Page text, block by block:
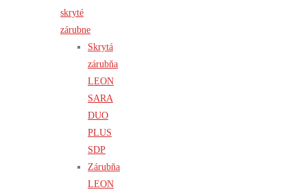
skryté
zárubne
Skrytá
zárubňa
LEON
SARA
DUO
PLUS
SDP
Zárubňa
LEON